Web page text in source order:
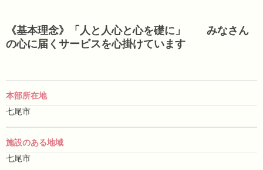
《基本理念》「人と人心と心を礎に」 みなさん
の心に届くサービスを心掛けています
本部所在地
七尾市
施設のある地域
七尾市